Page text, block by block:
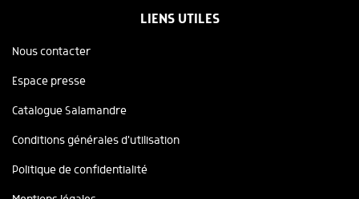
LIENS UTILES
Nous contacter
Espace presse
Catalogue Salamandre
Conditions générales d'utilisation
Politique de confidentialité